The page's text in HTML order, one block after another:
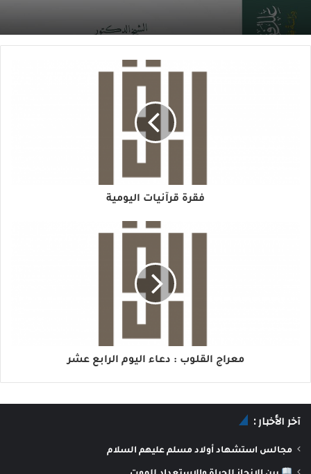
فقرة قرآنيات اليومية
معراج القلوب : دعاء اليوم الرابع عشر
آخر الأخبار :
مجالس استشهاد أولاد مسلم عليهم السلام